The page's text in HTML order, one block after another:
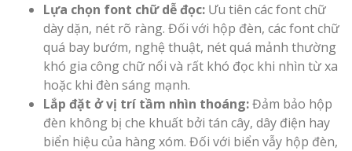
Lựa chọn font chữ dễ đọc: Ưu tiên các font chữ
dày dặn, nét rõ ràng. Đối với hộp đèn, các font chữ
quá bay bướm, nghệ thuật, nét quá mảnh thường
khó gia công chữ nổi và rất khó đọc khi nhìn từ xa
hoặc khi đèn sáng mạnh.
Lắp đặt ở vị trí tầm nhìn thoáng:Đảm bảo hộp
đèn không bị che khuất bởi tán cây, dây điện hay
biển hiệu của hàng xóm. Đối với biển vẫy hộp đèn,